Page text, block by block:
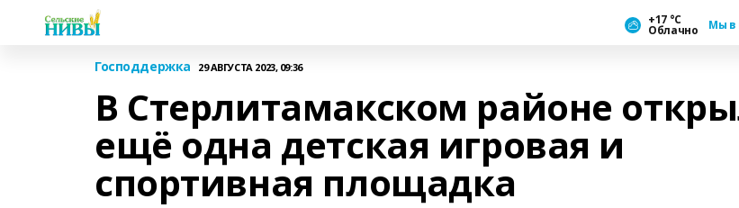
+17 °С
Облачно Мы в
Господдержка 29 АВГУСТА 2023, 09:36
В Стерлитамакском районе
ещё одна детская игровая и
спортивная площадка